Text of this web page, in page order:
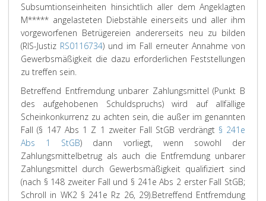
Subsumtionseinheiten hinsichtlich aller dem Angeklagten
M***** angelasteten Diebstähle einerseits und aller ihm
vorgeworfenen Betrügereien andererseits neu zu bilden
(RIS-Justiz RS0116734) und im Fall erneuter Annahme von
Gewerbsmäßigkeit die dazu erforderlichen Feststellungen
zu treffen sein.
Betreffend Entfremdung unbarer Zahlungsmittel (Punkt B
des aufgehobenen Schuldspruchs) wird auf allfällige
Scheinkonkurrenz zu achten sein, die außer im genannten
Fall (§ 147 Abs 1 Z 1 zweiter Fall StGB verdrängt § 241e
Abs 1 StGB) dann vorliegt, wenn sowohl der
Zahlungsmittelbetrug als auch die Entfremdung unbarer
Zahlungsmittel durch Gewerbsmäßigkeit qualifiziert sind
(nach § 148 zweiter Fall und § 241e Abs 2 erster Fall StGB;
Schroll in WK2§ 241e Rz 26, 29).Betreffend Entfremdung